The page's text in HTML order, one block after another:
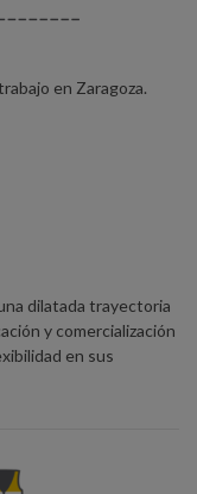
en Zaragoza.
dilatada trayectoria
y comercialización
en sus